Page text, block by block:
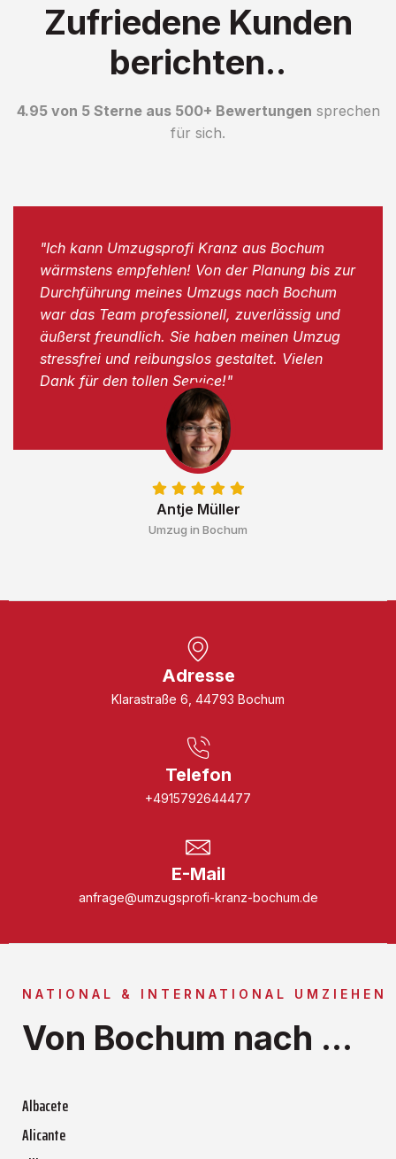
Zufriedene Kunden
berichten..
4.95 von 5 Sterne aus 500+ Bewertungen sprechen
für sich.
Antje Müller
Umzug in Bochum
"Ich kann Umzugsprofi Kranz aus Bochum
wärmstens empfehlen! Von der Planung bis zur
Durchführung meines Umzugs nach Bochum
war das Team professionell, zuverlässig und
äußerst freundlich. Sie haben meinen Umzug
stressfrei und reibungslos gestaltet. Vielen
Dank für den tollen Service!"
Adresse
Klarastraße 6, 44793 Bochum
Telefon
+4915792644477
E-Mail
anfrage@umzugsprofi-kranz-bochum.de
NATIONAL & INTERNATIONAL UMZIEHEN
Von Bochum nach ...
Albacete
Alicante